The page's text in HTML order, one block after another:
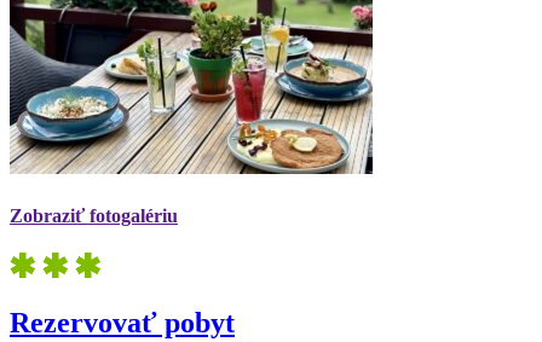
Zobraziť fotogalériu
Rezervovať pobyt